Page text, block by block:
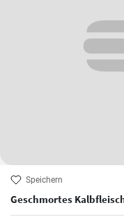
Speichern
Geschmortes